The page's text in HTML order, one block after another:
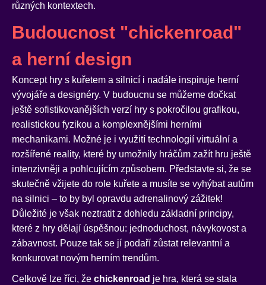
různých kontextech.
Budoucnost "chickenroad"
a herní design
Koncept hry s kuřetem a silnicí i nadále inspiruje herní
vývojáře a designéry. V budoucnu se můžeme dočkat
ještě sofistikovanějších verzí hry s pokročilou grafikou,
realistickou fyzikou a komplexnějšími herními
mechanikami. Možné je i využití technologií virtuální a
rozšířené reality, které by umožnily hráčům zažít hru ještě
intenzivněji a pohlcujícím způsobem. Představte si, že se
skutečně vžijete do role kuřete a musíte se vyhýbat autům
na silnici – to by byl opravdu adrenalinový zážitek!
Důležité je však neztratit z dohledu základní principy,
které z hry dělají úspěšnou: jednoduchost, návykovost a
zábavnost. Pouze tak se jí podaří zůstat relevantní a
konkurovat novým herním trendům.
Celkově lze říci, že chickenroad je hra, která se stala